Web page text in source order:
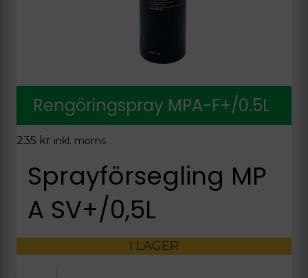
Rengöringspray MPA-F+/0.5L
235 kr inkl. moms
Sprayförsegling MP
A SV+/0,5L
I LAGER